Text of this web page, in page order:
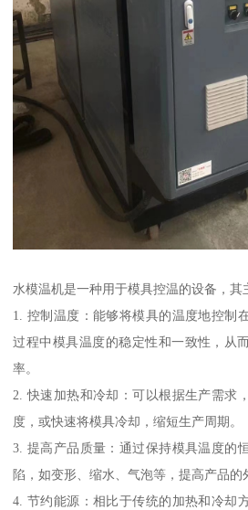
水模温机是一种用于模具控温的设备，其
1. 控制温度：能够将模具的温度地控制
过程中模具温度的稳定性和一致性，从
率。
2. 快速加热和冷却：可以根据生产需求
度，或快速将模具冷却，缩短生产周期。
3. 提高产品质量：通过保持模具温度的
陷，如变形、缩水、气泡等，提高产品的
4. 节约能源：相比于传统的加热和冷却